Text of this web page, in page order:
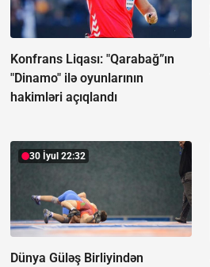
Konfrans Liqası: "Qarabağ”ın
"Dinamo" ilə oyunlarının
hakimləri açıqlandı
30 İyul 22:32
Dünya Güləş Birliyindən